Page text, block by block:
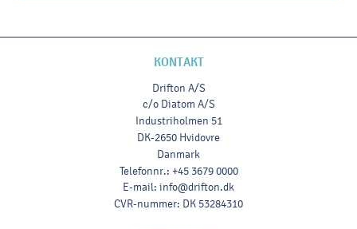
KONTAKT
Drifton A/S
c/o Diatom A/S
Industriholmen 51
DK-2650 Hvidovre
Danmark
Telefonnr.: +45 3679 0000
E-mail: info@drifton.dk
CVR-nummer: DK 53284310